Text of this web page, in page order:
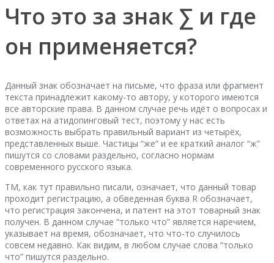
Что это за знак ∑ и где
он применяется?
Данный знак обозначает на письме, что фраза или фрагмент
текста принадлежит какому-то автору, у которого имеются
все авторские права. В данном случае речь идёт о вопросах и
ответах на атидопинговый тест, поэтому у нас есть
возможность выбрать правильный вариант из четырёх,
представленных выше. Частицы “же” и ее краткий аналог “ж”
пишутся со словами раздельно, согласно нормам
современного русского языка.
ТМ, как тут правильно писали, означает, что данный товар
проходит регистрацию, а обведенная буква R обозначает,
что регистрация закончена, и патент на этот товарный знак
получен. В данном случае “только что” является наречием,
указывает на время, обозначает, что что-то случилось
совсем недавно. Как видим, в любом случае слова “только
что” пишутся раздельно.